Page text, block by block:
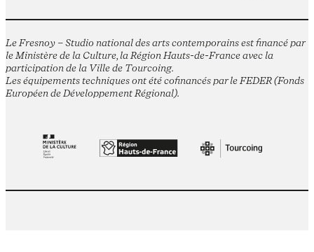
Le Fresnoy – Studio national des arts contemporains est financé par
le Ministère de la Culture, la Région Hauts-de-France avec la
participation de la Ville de Tourcoing.
Les équipements techniques ont été cofinancés par le FEDER (Fonds
Européen de Développement Régional).